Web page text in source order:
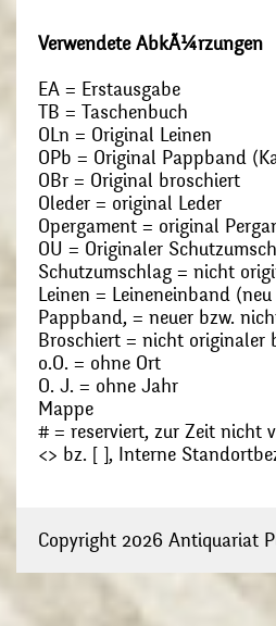
Verwendete AbkÃ¼rzungen
EA = Erstausgabe
TB = Taschenbuch
OLn = Original Leinen
OPb = Original Pappband
OBr = Original broschiert
Oleder = original Leder
Opergament = original
OU = Originaler
Schutzumschlag = nicht
Leinen = Leineneinband
Pappband, = neuer bzw.
Broschiert = nicht originaler
o.O. = ohne Ort
O. J. = ohne Jahr
Mappe
# = reserviert, zur Zeit nicht
<> bz. [ ], Interne
Copyright 2026 Antiquariat